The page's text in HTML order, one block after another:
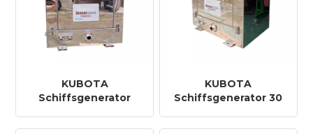
KUBOTA
Schiffsgenerator
KUBOTA
Schiffsgenerator 30